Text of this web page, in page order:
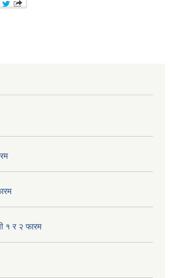
१ र २ फारम